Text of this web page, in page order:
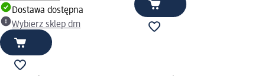
Dostawa dostępna
Wybierz sklep dm